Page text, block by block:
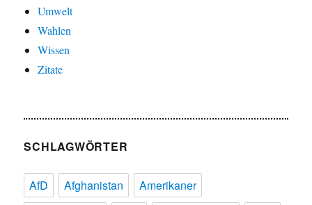
Umwelt
Wahlen
Wissen
Zitate
SCHLAGWÖRTER
AfD Afghanistan
Amerikaner